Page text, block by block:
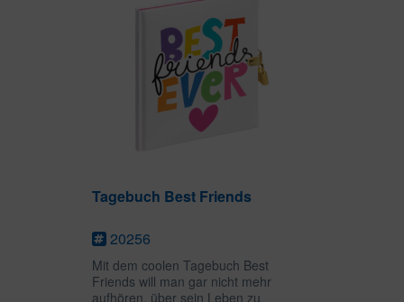
Tagebuch Best Friends
20256
Mit dem coolen Tagebuch Best
Friends will man gar nicht mehr
aufhören, über sein Leben zu